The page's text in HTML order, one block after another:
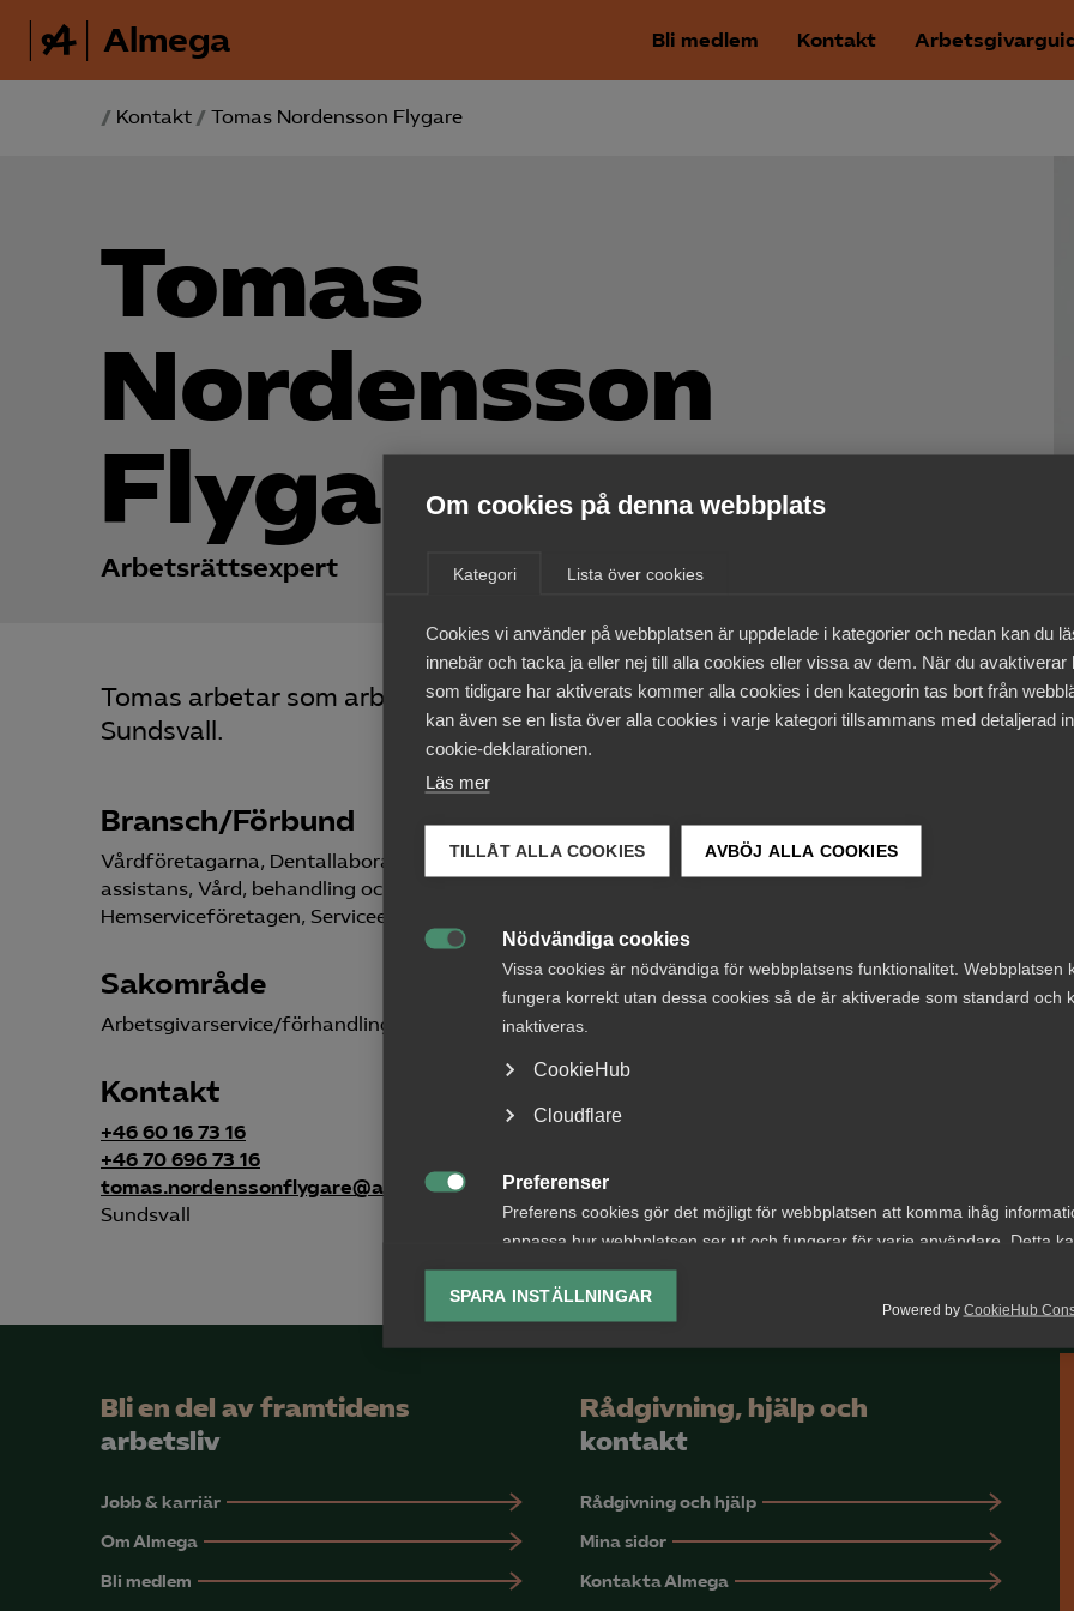
Om cookies på denna webbplats
Kategori Lista över cookies
Cookies vi använder på webbplatsen är uppdelade i kategorier och nedan kan du
innebär och tacka ja eller nej till alla cookies eller vissa av dem. När du avaktiverar
som tidigare har aktiverats kommer alla cookies i den kategorin tas bort från
kan även se en lista över alla cookies i varje kategori tillsammans med detaljerad
cookie-deklarationen.
Läs mer
TILLÅT ALLA COOKIES AVBÖJ ALLA COOKIES
Nödvändiga cookies
Vissa cookies är nödvändiga för webbplatsens funktionalitet. Webbplatsen
fungera korrekt utan dessa cookies så de är aktiverade som standard och
inaktiveras.
CookieHub
Cloudflare
Preferenser
Preferens cookies gör det möjligt för webbplatsen att komma ihåg
anpassa hur webbplatsen ser ut och fungerar för varje användare. Detta
lagring av vald valuta, region, språk eller färgschema.

Analys-cookies
Analyseringscookies hjälper oss förbättra webbplatsen genom att samla
Google Analytics
Marknadsförings-cookies
Marknadsförings-cookies används för att spåra gester på olika webbplatser
Powered by CookieHub
SPARA INSTÄLLNINGAR
Almega Bli medlem Kontakt
/ Kontakt / Tomas Nordensson Flygare
Tomas
Nordensson
Flygare
Arbetsrättsexpert
Tomas arbetar som arbetsrättsexpert och är placerad vid Almegas kontor i
Sundsvall.
Bransch/Förbund
Vårdföretagarna, Dentallaboratorier, Tandvård, Ambulansföretag, Företagshälsovård, Personlig
assistans, Vård, behandling och omsorg, Almega Tjänsteförbunden, Utbildningsföretagen,
Hemserviceföretagen, Serviceentreprenad, Specialservice, Serviceföretagen
Sakområde
Arbetsgivarservice/förhandling
Kontakt
+46 60 16 73 16
+46 70 696 73 16
tomas.nordenssonflygare@almega.se
Sundsvall
Bli en del av framtidens
arbetsliv
Jobb & karriär
Om Almega
Bli medlem
Rådgivning, hjälp och
kontakt
Rådgivning och hjälp
Mina sidor
Kontakta Almega